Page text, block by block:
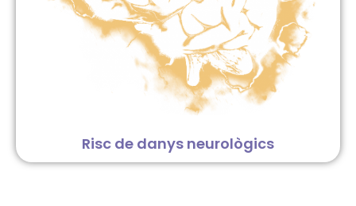
Risc de danys neurològics